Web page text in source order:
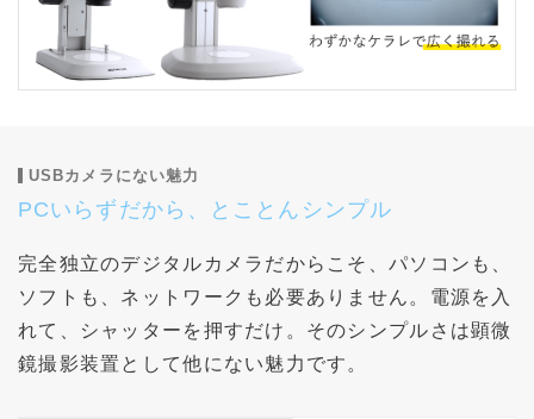
USBカメラにない魅力
PCいらずだから、とことんシンプル
完全独立のデジタルカメラだからこそ、パソコンも、
ソフトも、ネットワークも必要ありません。電源を入
れて、シャッターを押すだけ。そのシンプルさは顕微
鏡撮影装置として他にない魅力です。